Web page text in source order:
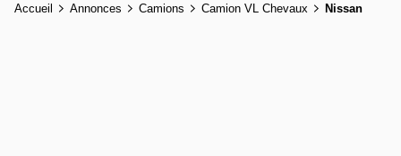
Accueil Annonces Camions Camion VL Chevaux Nissan